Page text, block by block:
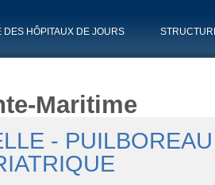
DES HÔPITAUX DE JOURS
Maritime
-